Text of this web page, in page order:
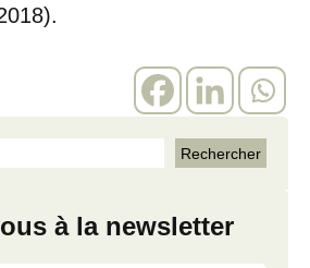
à la newsletter